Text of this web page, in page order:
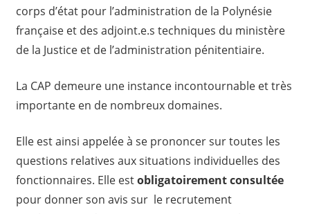
corps d’état pour l’administration de la Polynésie
française et des adjoint.e.s techniques du ministère
de la Justice et de l’administration pénitentiaire.
La CAP demeure une instance incontournable et très
importante en de nombreux domaines.
Elle est ainsi appelée à se prononcer sur toutes les
questions relatives aux situations individuelles des
fonctionnaires. Elle estobligatoirement consultée
pour donner son avis sur le recrutement